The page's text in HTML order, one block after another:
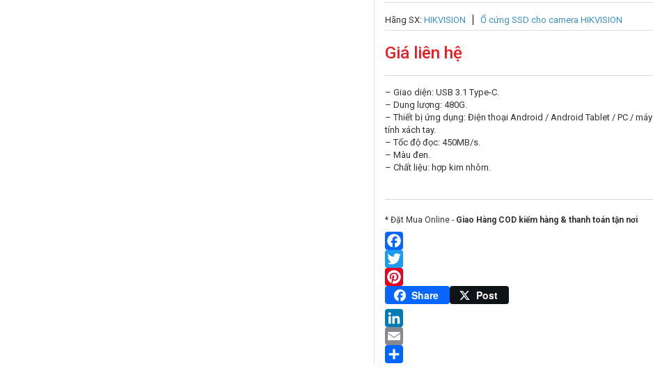
Hãng SX: HIKVISION Ổ cứng SSD cho camera HIKVISION
Giá liên hệ
– Giao diện: USB 3.1 Type-C.
– Dung lượng: 480G.
– Thiết bị ứng dụng: Điện thoại Android / Android Tablet / PC / máy
tính xách tay.
– Tốc độ đọc: 450MB/s.
– Màu đen.
– Chất liệu: hợp kim nhôm.
* Đặt Mua Online - Giao Hàng COD kiểm hàng & thanh toán tận nơi
Facebook
Twitter
Pinterest
Share Post
LinkedIn
Email